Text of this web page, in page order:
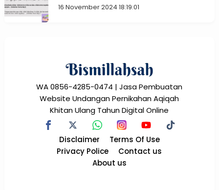
16 November 2024 18:19:01
WA 0856-4285-0474 | Jasa Pembuatan
Website Undangan Pernikahan Aqiqah
Khitan Ulang Tahun Digital Online
Disclaimer
Terms Of Use
Privacy Police
Contact us
About us